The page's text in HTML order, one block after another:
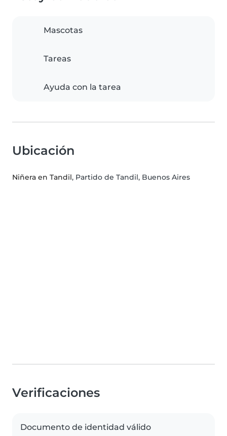
Mascotas
Tareas
Ayuda con la tarea
Ubicación
Niñera en Tandil, Partido de Tandil, Buenos Aires
Verificaciones
Documento de identidad válido